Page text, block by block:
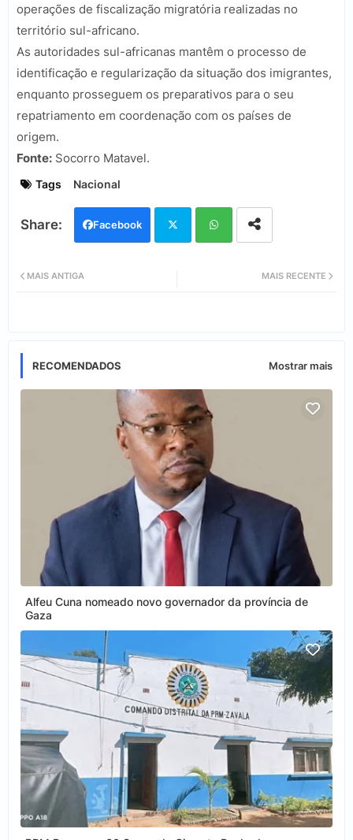
operações de fiscalização migratória realizadas no
território sul-africano.
As autoridades sul-africanas mantêm o processo de
identificação e regularização da situação dos imigrantes,
enquanto prosseguem os preparativos para o seu
repatriamento em coordenação com os países de
origem.
Fonte: Socorro Matavel.
Tags Nacional
Facebook
MAIS RECENTE
MAIS ANTIGA
RECOMENDADOS Mostrar mais
Alfeu Cuna nomeado novo governador da província de
Gaza